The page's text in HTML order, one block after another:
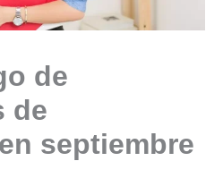
de
de
septiembre